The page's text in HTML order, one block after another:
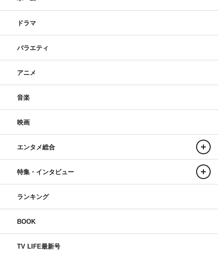
ドラマ
バラエティ
アニメ
音楽
映画
エンタメ総合
特集・インタビュー
ランキング
BOOK
TV LIFE最新号